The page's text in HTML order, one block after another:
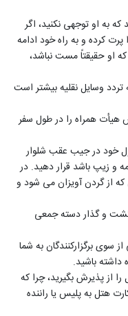
به او توجهی نکنید، اگر
کرده و به راه خود ادامه
او حقیقتاً مست نباشد،
تردد وسایل نقلیه بیشتر است
هیأت همراه را در طول سفر
خود در جیب عقب شلوار
و زیپ باشد قرار دهید. در
از گردن آویزان می شود و
گشت و گذار دسته جمعی
سوی برگزارکنندگان به شما
داشته باشید.
از پذیرش بگیرید، چرا که
هتل به پلیس یا راننده